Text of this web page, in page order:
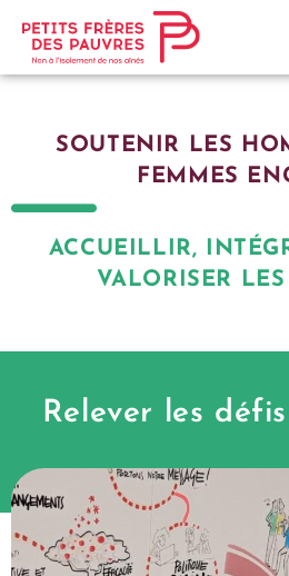
SOUTENIR LES
FEMMES
ACCUEILLIR,
VALORISER LES
Relever les